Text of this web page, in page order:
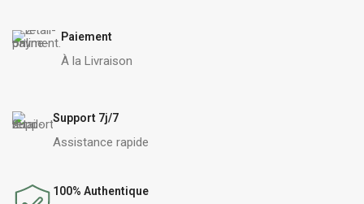
Paiement
À la Livraison
Support 7j/7
Assistance rapide
100% Authentique